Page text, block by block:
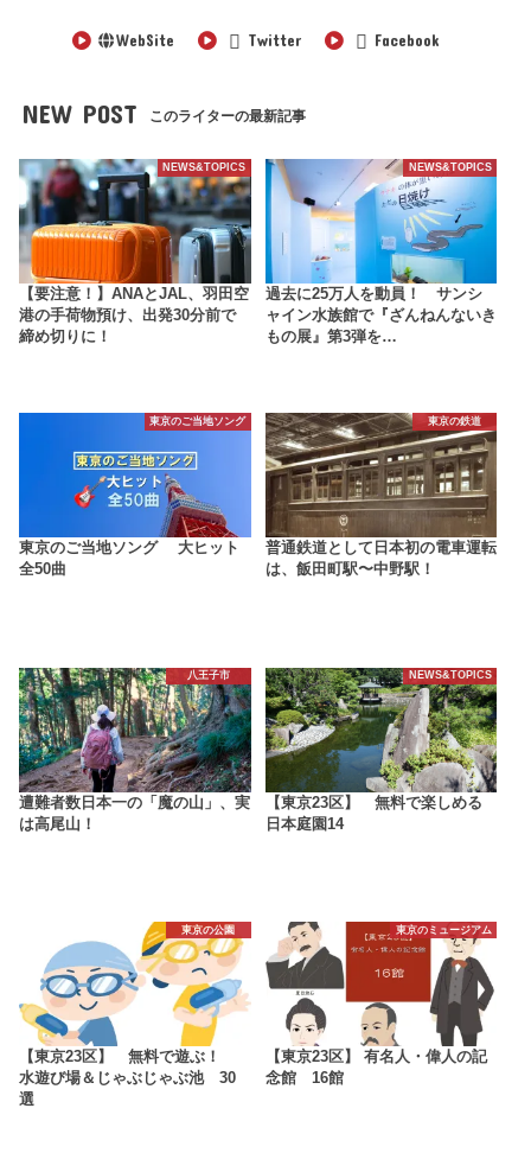
WebSite Twitter Facebook
NEW POST このライターの最新記事
NEWS&TOPICS
【要注意！】ANAとJAL、羽田空
港の手荷物預け、出発30分前で
締め切りに！
NEWS&TOPICS
過去に25万人を動員！ サンシ
ャイン水族館で『ざんねんないき
もの展』第3弾を…
東京のご当地ソング
東京のご当地ソング 大ヒット
全50曲
東京の鉄道
普通鉄道として日本初の電車運転
は、飯田町駅〜中野駅！
八王子市
遭難者数日本一の「魔の山」、実
は高尾山！
NEWS&TOPICS
【東京23区】 無料で楽しめる
日本庭園14
東京の公園
【東京23区】 無料で遊ぶ！
水遊び場＆じゃぶじゃぶ池 30
選
東京のミュージアム
【東京23区】 有名人・偉人の記
念館 16館